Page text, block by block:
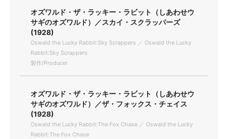
オズワルド・ザ・ラッキー・ラビット（しあわせウ
サギのオズワルド）／スカイ・スクラッパーズ
(1928)
Oswald the Lucky Rabbit:Sky Scrappers ／ Oswald the Lucky
Rabbit:Sky Scrappers
製作/Producer
オズワルド・ザ・ラッキー・ラビット（しあわせウ
サギのオズワルド）／ザ・フォックス・チェイス
(1928)
Oswald the Lucky Rabbit:The Fox Chase ／ Oswald the Lucky
Rabbit:The Fox Chase